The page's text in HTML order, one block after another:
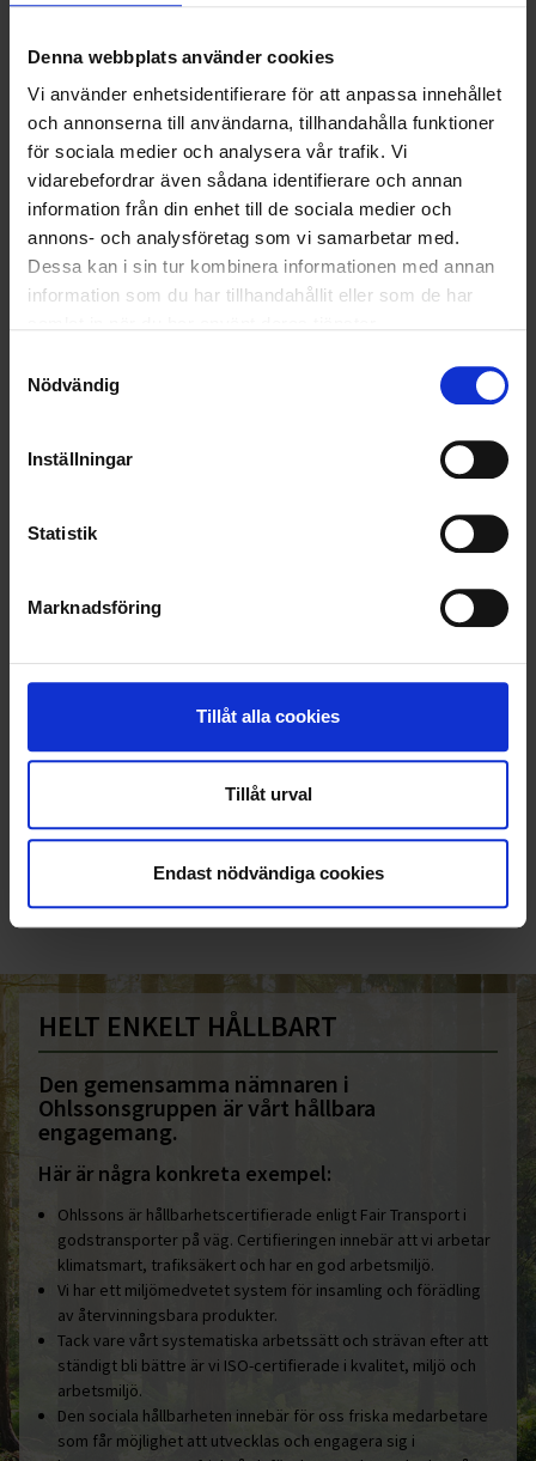
Denna webbplats använder cookies
Vi använder enhetsidentifierare för att anpassa innehållet
och annonserna till användarna, tillhandahålla funktioner
för sociala medier och analysera vår trafik. Vi
vidarebefordrar även sådana identifierare och annan
information från din enhet till de sociala medier och
annons- och analysföretag som vi samarbetar med.
Dessa kan i sin tur kombinera informationen med annan
information som du har tillhandahållit eller som de har
Nödvändig
Inställningar
Statistik
Marknadsföring
Tillåt alla cookies
Tillåt urval
Endast nödvändiga cookies
OHLSSONS REGION VÄST
OHLSSONSKOLLEGOR
RENHÅLLNING
SAMARBETEN
010-45 00 200​
info@ohlssons.se
HELT ENKELT HÅLLBART
Den gemensamma nämnaren i
Ohlssonsgruppen är vårt hållbara
engagemang.
Här är några konkreta exempel:
Ohlssons är hållbarhetscertifierade enligt Fair Transport i
godstransporter på väg. Certifieringen innebär att vi arbetar
klimatsmart, trafiksäkert och har en god arbetsmiljö.
Vi har ett miljömedvetet system för insamling och förädling
av återvinningsbara produkter.
Tack vare vårt systematiska arbetssätt och strävan efter att
ständigt bli bättre är vi ISO-certifierade i kvalitet, miljö och
arbetsmiljö.
Den sociala hållbarheten innebär för oss friska medarbetare
som får möjlighet att utvecklas och engagera sig i